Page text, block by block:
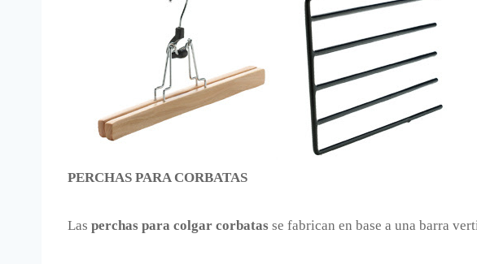
PERCHAS PARA CORBATAS
Las perchas para colgar corbatas se fabrican en base a una barra